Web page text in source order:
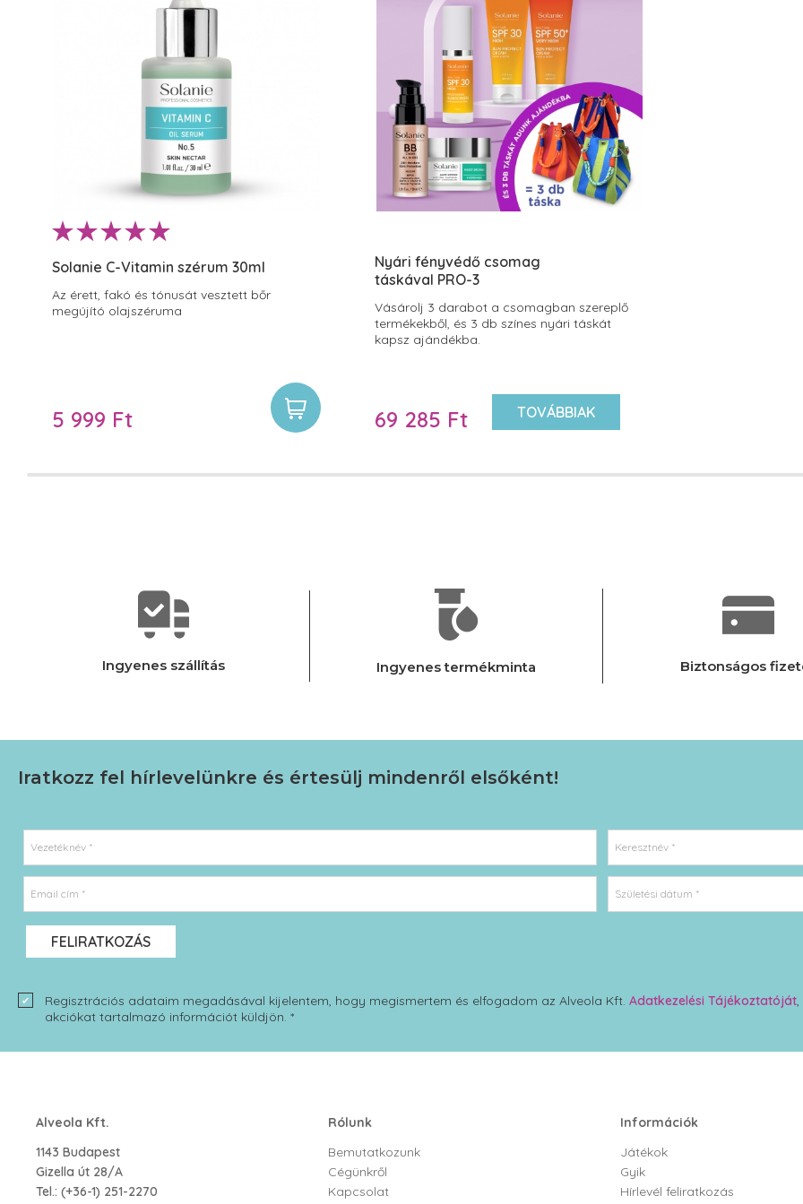
Solanie C-Vitamin szérum 30ml
Az érett, fakó és tónusát vesztett bőr
megújító olajszéruma
5 999 Ft
Nyári fényvédő csomag
táskával PRO-3
Vásárolj 3 darabot a csomagban szereplő
termékekből, és 3 db színes nyári táskát
kapsz ajándékba.
69 285 Ft TOVÁBBIAK
Ingyenes szállítás Ingyenes termékminta Biztonságos
Iratkozz fel hírlevelünkre és értesülj mindenről elsőként!
Vezetéknév * Keresztnév *
Email cím * Születési dátum *
FELIRATKOZÁS
Regisztrációs adataim megadásával kijelentem, hogy megismertem és elfogadom az Alveola Kft. Adatkezelési Tájékoztatóját,
akciókat tartalmazó információt küldjön. *
Alveola Kft.
1143 Budapest
Gizella út 28/A
Tel.: (+36-1) 251-2270
Rólunk
Bemutatkozunk
Cégünkről
Kapcsolat
Információk
Játékok
Gyik
Hírlevél feliratkozás